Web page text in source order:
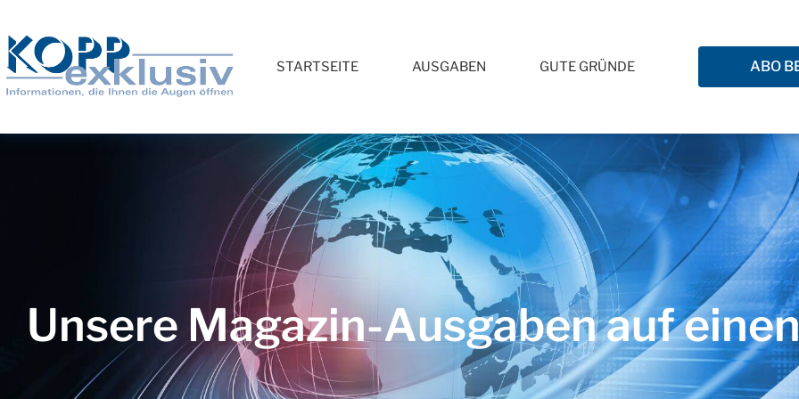
STARTSEITE AUSGABEN GUTE GRÜNDE ABO
Unsere Magazin-Ausgaben auf